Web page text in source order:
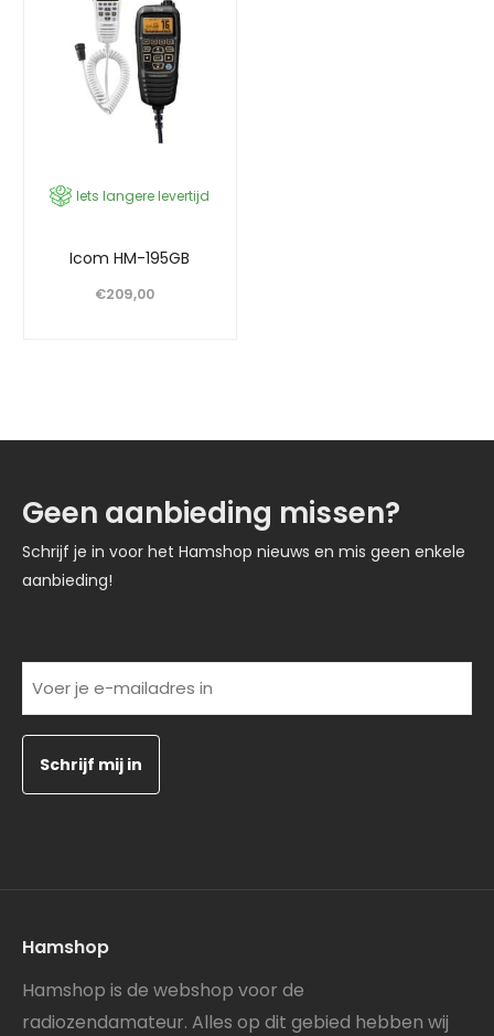
Iets langere levertijd
Icom HM-195GB
€209,00
Geen aanbieding missen?
Schrijf je in voor het Hamshop nieuws en mis geen enkele
aanbieding!
e-
mailadres
in
(Vereist)
Hamshop
Hamshop is de webshop voor de
radiozendamateur. Alles op dit gebied hebben wij